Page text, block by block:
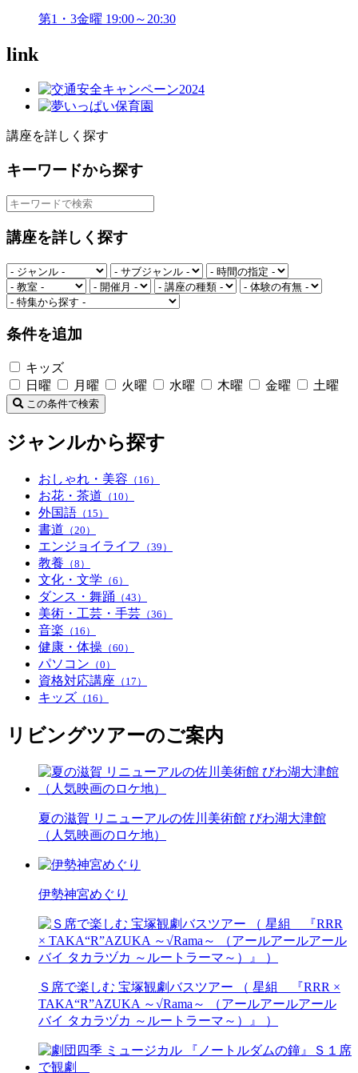
第1・3金曜 19:00～20:30
link
講座を詳しく探す
キーワードから探す
講座を詳しく探す
条件を追加
キッズ
日曜
月曜 火曜 水曜 木曜 金曜 土曜
この条件で検索
ジャンルから探す
おしゃれ・美容 （16）
お花・茶道 （10）
外国語 （15）
書道 （20）
エンジョイライフ （39）
教養 （8）
文化・文学 （6）
ダンス・舞踊 （43）
美術・工芸・手芸 （36）
音楽 （16）
健康・体操 （60）
パソコン （0）
資格対応講座 （17）
キッズ （16）
リビングツアーのご案内
夏の滋賀 リニューアルの佐川美術館 びわ湖大津館
（人気映画のロケ地）
伊勢神宮めぐり
Ｓ席で楽しむ 宝塚観劇バスツアー （ 星組 『RRR ×
TAKA“R”AZUKA ～√Rama～ （アールアールアール
バイ タカラヅカ ～ルートラーマ～）』 ）